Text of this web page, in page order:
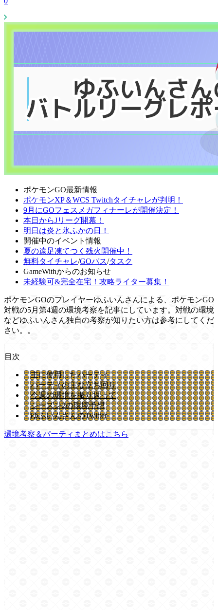
ポケモンGO最新情報
ポケモンXP＆WCS Twitchタイチャレが判明！
9月にGOフェスメガフィナーレが開催決定！
本日からJリーグ開幕！
明日は炎と氷ふかの日！
開催中のイベント情報
夏の遠足凍てつく残火開催中！
無料タイチャレ/GOパス/タスク
GameWithからのお知らせ
未経験可&完全在宅！攻略ライター募集！
ポケモンGOのプレイヤーゆふいんさんによる、ポケモンGO
対戦の5月第4週の環境考察を記事にしています。対戦の環境
などゆふいんさん独自の考察が知りたい方は参考にしてくだ
さい。。
目次
主に使用したパーティ
パーティの主な立ち回り
今週の環境を振り返って
シーズン2の環境予想
ゆふいんさんのTwitter
環境考察＆パーティまとめはこちら